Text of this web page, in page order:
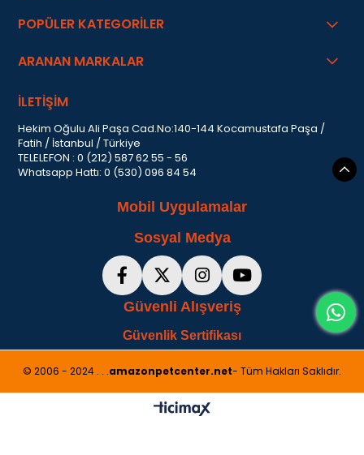
POPÜLER KATEGORİLER
ARANAN MARKALAR
İLETİŞİM
Hekim Oğulu Ali Paşa Cad.No:140-144 Kocamustafa Paşa /
Fatih / İstanbul / Türkiye
TELELEFON : 0 (212) 587 62 55 - 56
Whatsapp Hattı: 0 (530) 096 84 54
Mobil Uygulamalar
Sosyal Medya
Güvenli Alışveriş
Güvenlik Sertifikası
© 2006 - 2024 . . .amazonpetcenter.net- Tüm Hakları Saklıdır.